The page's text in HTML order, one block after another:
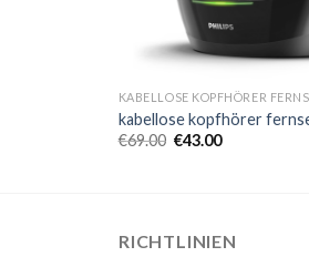
KABELLOSE KOPFHÖRER
kabellose kopfhörer
€69.00 €43.00
RICHTLINIEN